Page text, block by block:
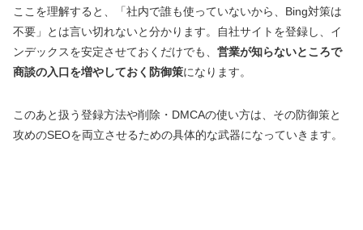
ここを理解すると、「社内で誰も使っていないから、Bing対策は
不要」とは言い切れないと分かります。自社サイトを登録し、イ
ンデックスを安定させておくだけでも、 営業が知らないところで
商談の入口を増やしておく防御策になります。
このあと扱う登録方法や削除・DMCAの使い方は、その防御策と
攻めのSEOを両立させるための具体的な武器になっていきます。